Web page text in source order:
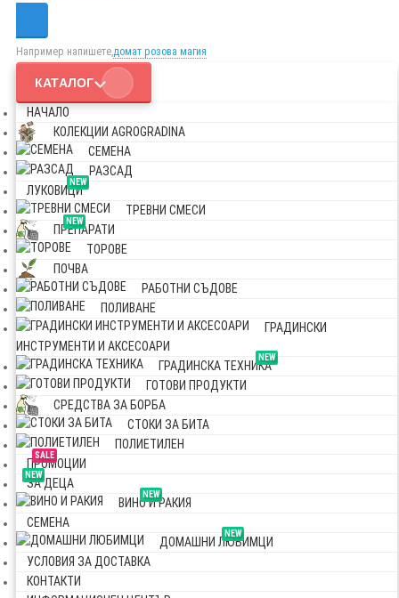
Например напишете,домат розова магия
КАТАЛОГ
НАЧАЛО
КОЛЕКЦИИ AGROGRADINA
СЕМЕНА
РАЗСАД
NEW
ЛУКОВИЦИ
ТРЕВНИ СМЕСИ
NEW
ПРЕПАРАТИ
ТОРОВЕ
ПОЧВА
РАБОТНИ СЪДОВЕ
ПОЛИВАНЕ
ГРАДИНСКИ
ИНСТРУМЕНТИ И АКСЕСОАРИ
NEW
ГРАДИНСКА ТЕХНИКА
ГОТОВИ ПРОДУКТИ
СРЕДСТВА ЗА БОРБА
СТОКИ ЗА БИТА
ПОЛИЕТИЛЕН
SALE
ПРОМОЦИИ
NEW
ЗА ДЕЦА
NEW
ВИНО И РАКИЯ
СЕМЕНА
NEW
ДОМАШНИ ЛЮБИМЦИ
УСЛОВИЯ ЗА ДОСТАВКА
КОНТАКТИ